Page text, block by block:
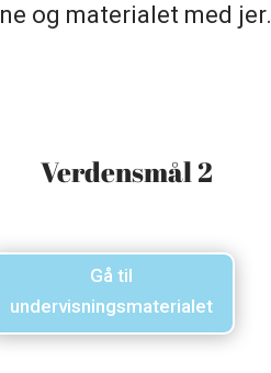
og materialet med jer.
Verdensmål 2
Gå til
undervisningsmaterialet